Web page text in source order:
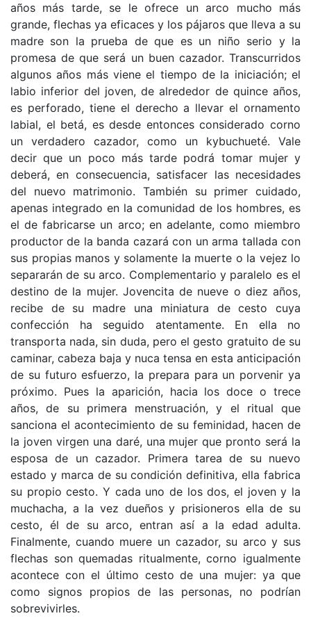
años más tarde, se le ofrece un arco mucho más
grande, flechas ya eficaces y los pájaros que lleva a su
madre son la prueba de que es un niño serio y la
promesa de que será un buen cazador. Transcurridos
algunos años más viene el tiempo de la iniciación; el
labio inferior del joven, de alrededor de quince años,
es perforado, tiene el derecho a llevar el ornamento
labial, el betá, es desde entonces considerado corno
un verdadero cazador, como un kybuchueté. Vale
decir que un poco más tarde podrá tomar mujer y
deberá, en consecuencia, satisfacer las necesidades
del nuevo matrimonio. También su primer cuidado,
apenas integrado en la comunidad de los hombres, es
el de fabricarse un arco; en adelante, como miembro
productor de la banda cazará con un arma tallada con
sus propias manos y solamente la muerte o la vejez lo
separarán de su arco. Complementario y paralelo es el
destino de la mujer. Jovencita de nueve o diez años,
recibe de su madre una miniatura de cesto cuya
confección ha seguido atentamente. En ella no
transporta nada, sin duda, pero el gesto gratuito de su
caminar, cabeza baja y nuca tensa en esta anticipación
de su futuro esfuerzo, la prepara para un porvenir ya
próximo. Pues la aparición, hacia los doce o trece
años, de su primera menstruación, y el ritual que
sanciona el acontecimiento de su feminidad, hacen de
la joven virgen una daré, una mujer que pronto será la
esposa de un cazador. Primera tarea de su nuevo
estado y marca de su condición definitiva, ella fabrica
su propio cesto. Y cada uno de los dos, el joven y la
muchacha, a la vez dueños y prisioneros ella de su
cesto, él de su arco, entran así a la edad adulta.
Finalmente, cuando muere un cazador, su arco y sus
flechas son quemadas ritualmente, corno igualmente
acontece con el último cesto de una mujer: ya que
como signos propios de las personas, no podrían
sobrevivirles.